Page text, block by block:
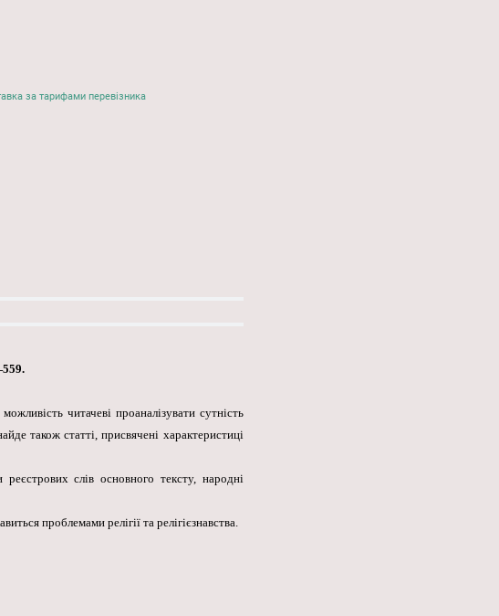
за тарифами перевізника
читачеві проаналізувати сутність
також статті, присвячені характеристиці
реєстрових слів основного тексту, народні
проблемами релігії та релігієзнавства.